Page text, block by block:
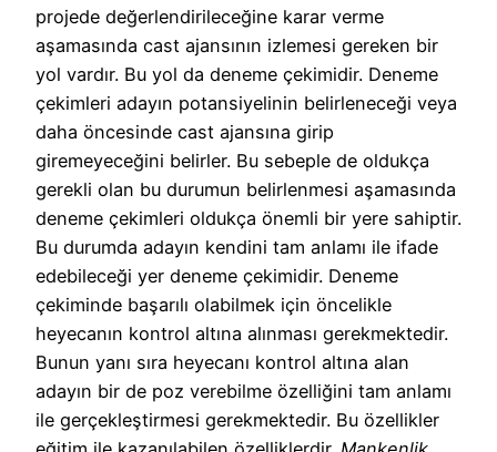
projede değerlendirileceğine karar verme
aşamasında cast ajansının izlemesi gereken bir
yol vardır. Bu yol da deneme çekimidir. Deneme
çekimleri adayın potansiyelinin belirleneceği veya
daha öncesinde cast ajansına girip
giremeyeceğini belirler. Bu sebeple de oldukça
gerekli olan bu durumun belirlenmesi aşamasında
deneme çekimleri oldukça önemli bir yere sahiptir.
Bu durumda adayın kendini tam anlamı ile ifade
edebileceği yer deneme çekimidir. Deneme
çekiminde başarılı olabilmek için öncelikle
heyecanın kontrol altına alınması gerekmektedir.
Bunun yanı sıra heyecanı kontrol altına alan
adayın bir de poz verebilme özelliğini tam anlamı
ile gerçekleştirmesi gerekmektedir. Bu özellikler